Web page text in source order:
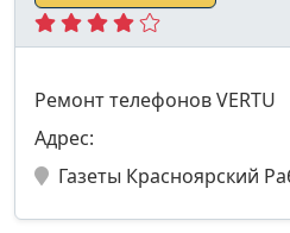
Ремонт телефонов VERTU
Адрес:
Газеты Красноярский